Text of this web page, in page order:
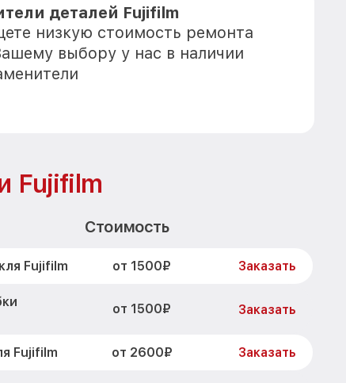
деталей Fujifilm
низкую стоимость ремонта
выбору у нас в наличии
Fujifilm
Стоимость
Fujifilm от 1500₽ Заказать
от 1500₽ Заказать
Fujifilm от 2600₽ Заказать